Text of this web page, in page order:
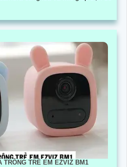
TRÔNG TRẺ EM EZVIZ BM1